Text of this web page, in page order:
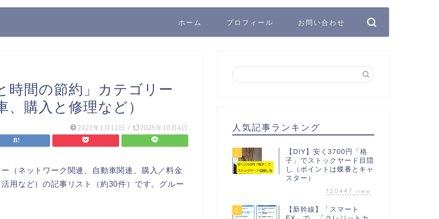
ホーム プロフィール お問い合わせ
時間の節約」カテゴリー
購入と修理など）
2021年1月11日 / 2025年10月4日
（ネットワーク関連、自動車関連、購入／料金
用など）の記事リスト（約30件）です。グルー
人気記事ランキング
1
【DIY】安く3700円「格
子」でストックヤード目隠
し（ポイントは蝶番とキャ
スター）
120447 view
2
【新幹線】「スマート